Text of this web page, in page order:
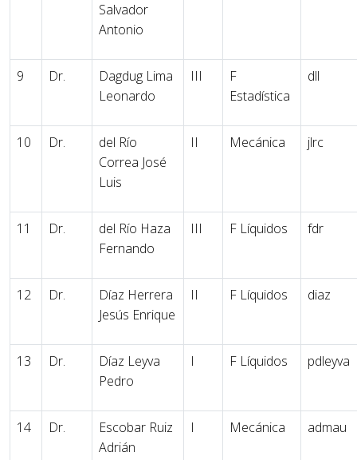
Salvador
Antonio
9 Dr.
Dagdug Lima
Leonardo
III
F
Estadística
dll
10 Dr.
del Río
Correa José
Luis
II Mecánica jlrc
11 Dr.
del Río Haza
Fernando
III F Líquidos fdr
12 Dr.
Díaz Herrera
Jesús Enrique
II F Líquidos diaz
13 Dr.
Díaz Leyva
Pedro
I F Líquidos pdleyva
14 Dr.
Escobar Ruiz
Adrián
I Mecánica admau